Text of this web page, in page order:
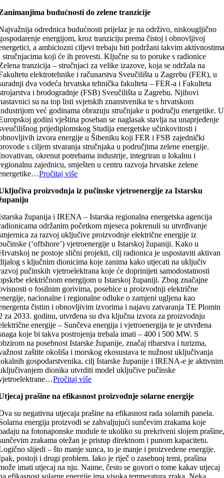
budućnosti do zelene tranzicije
odrednica budućnosti prijelaz je na održivo, niskougljično
energijom, kroz tranziciju prema čistoj i obnovljivoj
a ambiciozni ciljevi trebaju biti podržani takvim
stručnjacima koji će ih provesti. Ključne su to poruke s radionice
tranzicija – stručnjaci za velike izazove, koja se održala na
elektrotehnike i računarstva Sveučilišta u Zagrebu (FER), u
dva vodeća hrvatska tehnička fakulteta – FER-a i Fakulteta
i brodogradnje (FSB) Sveučilišta u Zagrebu. Njihovi
su na top listi svjetskih znanstvenika te s hrvatskom
već godinama obrazuju stručnjake u području energetike. U
godini vještina poseban se naglasak stavlja na unaprjeđenje
prijediplomskog Studija energetske učinkovitosti i
izvora energije u Šibeniku koji FER i FSB zajednički
s ciljem stvaranja stručnjaka u područjima zelene energije.
okrenut potrebama industrije, integriran u lokalnu i
zajednicu, smješten u centru razvoja hrvatske zelene
Pročitaj više
proizvodnja iz pučinske vjetroenergije za Istarsku
županija i IRENA – Istarska regionalna energetska agencija
održanim početkom mjeseca pokrenuli su utvrđivanje
za razvoj uključive proizvodnje električne energije iz
(‘offshore’) vjetroenergije u Istarskoj županiji. Kako u
ne postoje slični projekti, cilj radionica je uspostaviti aktivan
s ključnim dionicima koje zanima kako utjecati na uključiv
pučinskih vjetroelektrana koje će doprinijeti samodostatnosti
električnom energijom u Istarskoj županiji. Zbog značajne
o fosilnim gorivima, posebice u proizvodnji električne
nacionalne i regionalne odluke o zamjeni ugljena kao
čistim i obnovljivim izvorima i najavu zatvaranja TE Plomin
za 2033. godinu, utvrđena su dva ključna izvora za proizvodnju
energije – Sunčeva energija i vjetroenergija te je utvrđena
koje bi takva postrojenja trebala imati – 400 i 500 MW. S
na posebnost Istarske županije, značaj ribarstva i turizma,
zaštite okoliša i morskog ekosustava te nužnost uključivanja
gospodarstvenika, cilj Istarske županije i IRENA-e je aktivnim
dionika utvrditi model uključive pučinske
Pročitaj više
prašine na efikasnost proizvodnje solarne energije
su negativna utjecaja prašine na efikasnost rada solarnih panela.
energija proizvodi se zahvaljujući sunčevim zrakama koje
na fotonaponske module te ukoliko su prekriveni slojem
zrakama otežan je pristup direktnom i punom kapacitetu.
slijedi – što manje sunca, to je manje i proizvedene energije.
postoji i drugi problem. Iako je riječ o zasebnoj temi, prašina
imati utjecaj na nju. Naime, često se govori o tome kakav utjecaj
efikasnost solarne energije ima visoka temperatura zraka. Neka